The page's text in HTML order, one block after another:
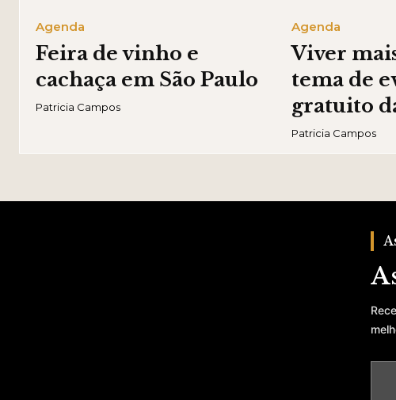
Agenda
Feira de vinho e
cachaça em São Paulo
Patricia Campos
Agenda
Viver
tema de
gratuito
Patricia Campos